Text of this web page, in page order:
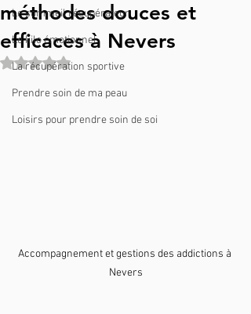
Le sommeil récupérateur
Le kilo émotionnel
La récupération sportive
Prendre soin de ma peau
Loisirs pour prendre soin de soi
méthodes douces et
efficaces à Nevers
Noté NaN étoiles sur 5.
Accompagnement et gestions des addictions à
Nevers